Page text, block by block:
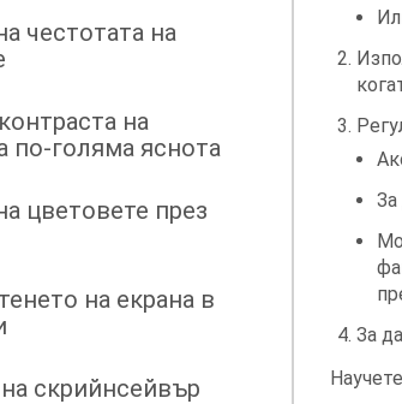
За
За
честотата на
на
по-голяма яснота
цветовете през
на екрана в
скрийнсейвър